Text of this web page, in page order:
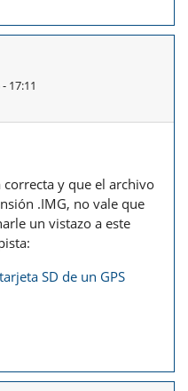
17:11
y que el archivo
.IMG, no vale que
un vistazo a este
SD de un GPS